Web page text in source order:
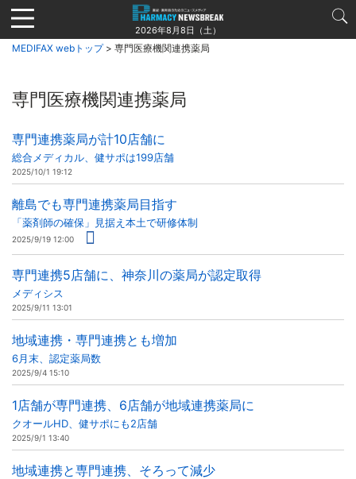
Jump
to
navigation
2026年8月8日（土）
MEDIFAX webトップ> 専門医療機関連携薬局
専門医療機関連携薬局
専門連携薬局が計10店舗に
総合メディカル、健サポは199店舗
2025/10/1 19:12
離島でも専門連携薬局目指す
「薬剤師の確保」見据え本土で研修体制
2025/9/19 12:00
専門連携5店舗に、神奈川の薬局が認定取得
メディシス
2025/9/11 13:01
地域連携・専門連携とも増加
6月末、認定薬局数
2025/9/4 15:10
1店舗が専門連携、6店舗が地域連携薬局に
クオールHD、健サポにも2店舗
2025/9/1 13:40
地域連携と専門連携、そろって減少